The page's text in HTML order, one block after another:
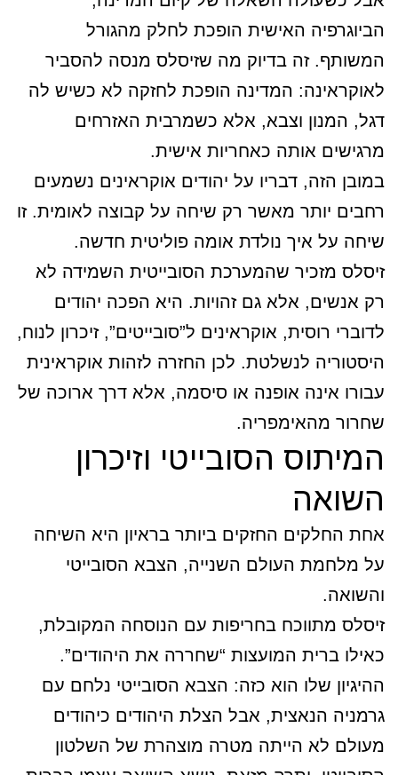
הביוגרפיה האישית הופכת לחלק מהגורל
המשותף. זה בדיוק מה שזיסלס מנסה להסביר
לאוקראינה: המדינה הופכת לחזקה לא כשיש לה
דגל, המנון וצבא, אלא כשמרבית האזרחים
מרגישים אותה כאחריות אישית.
במובן הזה, דבריו על יהודים אוקראינים נשמעים
רחבים יותר מאשר רק שיחה על קבוצה לאומית. זו
שיחה על איך נולדת אומה פוליטית חדשה.
זיסלס מזכיר שהמערכת הסובייטית השמידה לא
רק אנשים, אלא גם זהויות. היא הפכה יהודים
לדוברי רוסית, אוקראינים ל”סובייטים”, זיכרון לנוח,
היסטוריה לנשלטת. לכן החזרה לזהות אוקראינית
עבורו אינה אופנה או סיסמה, אלא דרך ארוכה של
שחרור מהאימפריה.
המיתוס הסובייטי וזיכרון
השואה
אחת החלקים החזקים ביותר בראיון היא השיחה
על מלחמת העולם השנייה, הצבא הסובייטי
והשואה.
זיסלס מתווכח בחריפות עם הנוסחה המקובלת,
כאילו ברית המועצות “שחררה את היהודים”.
ההיגיון שלו הוא כזה: הצבא הסובייטי נלחם עם
גרמניה הנאצית, אבל הצלת היהודים כיהודים
מעולם לא הייתה מטרה מוצהרת של השלטון